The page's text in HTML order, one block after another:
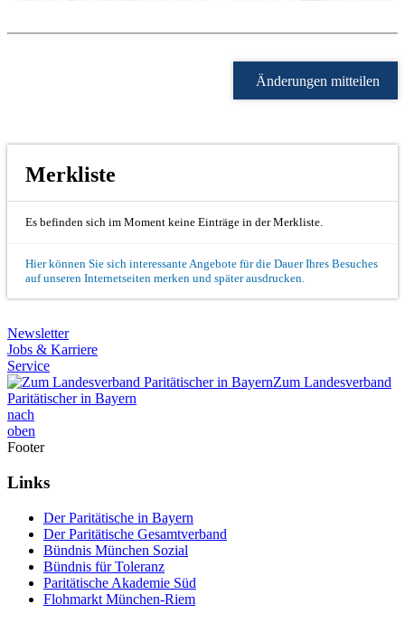
Änderungen mitteilen
Merkliste
Es befinden sich im Moment keine Einträge in der Merkliste.
Hier können Sie sich interessante Angebote für die Dauer Ihres Besuches
auf unseren Internetseiten merken und später ausdrucken.
Newsletter
Jobs & Karriere
Service
Zum Landesverband
Paritätischer in Bayern
nach
oben
Footer
Links
Der Paritätische in Bayern
Der Paritätische Gesamtverband
Bündnis München Sozial
Bündnis für Toleranz
Paritätische Akademie Süd
Flohmarkt München-Riem